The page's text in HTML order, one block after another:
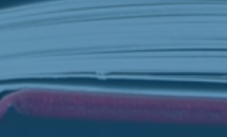
Kunstig intelligens
Anskaffelser
Arbeidsmarked, velferd og samfunn
Finans og skatt
Frivilligheten og ideelle organisasjoner